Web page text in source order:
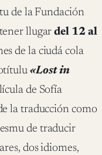
de la Fundación
llugardel 12 al
de la ciudá cola
«Lost in
de Sofía
la traducción como
de traducir
dos idiomes,